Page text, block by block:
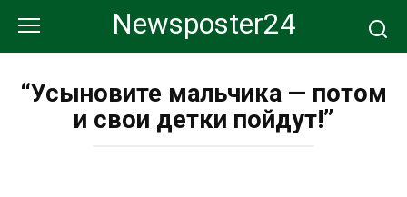
контенту
Newsposter24
“Усыновите мальчика — потом
и свои детки пойдут!”